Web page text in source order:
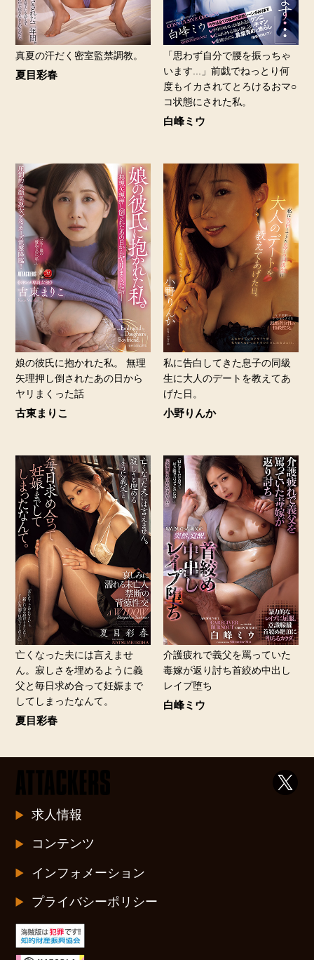
真夏の汗だく密室監禁調教。
夏目彩春
「思わず自分で腰を振っちゃ
います...」前戯でねっとり何
度もイカされてとろけるおマ○
コ状態にされた私。
白峰ミウ
娘の彼氏に抱かれた私。 無理
矢理押し倒されたあの日から
ヤリまくった話
古東まりこ
私に告白してきた息子の同級
生に大人のデートを教えてあ
げた日。
小野りんか
亡くなった夫には言えませ
ん。寂しさを埋めるように義
父と毎日求め合って妊娠まで
してしまったなんて。
夏目彩春
介護疲れで義父を罵っていた
毒嫁が返り討ち首絞め中出し
レイプ堕ち
白峰ミウ
求人情報
コンテンツ
インフォメーション
プライバシーポリシー